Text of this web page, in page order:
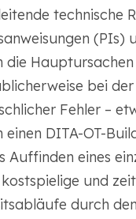
technische
(PIs)
die
bei
Fehler –
DITA-OT-
Auffinden eines
und
durch